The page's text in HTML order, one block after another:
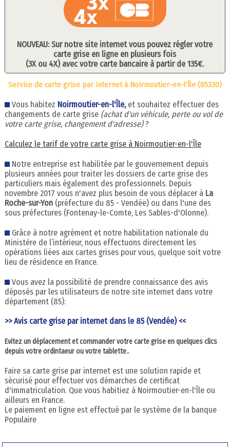
NOUVEAU: Sur notre site internet vous pouvez régler votre
carte grise en ligne en plusieurs fois
(3X ou 4X) avec votre carte bancaire à partir de 135€.
Service de carte grise par internet à Noirmoutier-en-l'Île (85330)
Vous habitez Noirmoutier-en-l'Île, et souhaitez effectuer des
changements de carte grise (achat d'un véhicule, perte ou vol de
votre carte grise, changement d'adresse)?
Calculez le tarif de votre carte grise à Noirmoutier-en-l'Île
Notre entreprise est habilitée par le gouvernement depuis
plusieurs années pour traiter les dossiers de carte grise des
particuliers mais également des professionnels. Depuis
novembre 2017 vous n'avez plus besoin de vous déplacer à La
Roche-sur-Yon(préfecture du 85 - Vendée) ou dans l'une des
sous préfectures (Fontenay-le-Comte, Les Sables-d'Olonne).
Grâce à notre agrément et notre habilitation nationale du
Ministère de l’intérieur, nous effectuons directement les
opérations liées aux cartes grises pour vous, quelque soit votre
lieu de résidence en France.
Vous avez la possibilité de prendre connaissance des avis
déposés par les utilisateurs de notre site internet dans votre
département (85):
>> Avis carte grise par internet dans le 85 (Vendée) <<
Evitez un déplacement et commander votre carte grise en quelques clics
depuis votre ordintaeur ou votre tablette..
Faire sa carte grise par internet est une solution rapide et
sécurisé pour effectuer vos démarches de certificat
d'immatriculation. Que vous habitiez à Noirmoutier-en-l'Île ou
ailleurs en France.
Le paiement en ligne est effectué par le système de la banque
Populaire